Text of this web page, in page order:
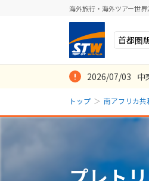
海外旅行・海外ツアー世
ヨーロッパ
中近東・トルコ
ロシア・中央
人気のテーマ
お得な旅
2026/07/03 中
トップ 南アフリカ共